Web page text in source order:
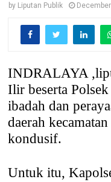
by Liputan Publik
INDRALAYA
Ilir beserta
ibadah dan
daerah
kondusif.
Untuk itu,